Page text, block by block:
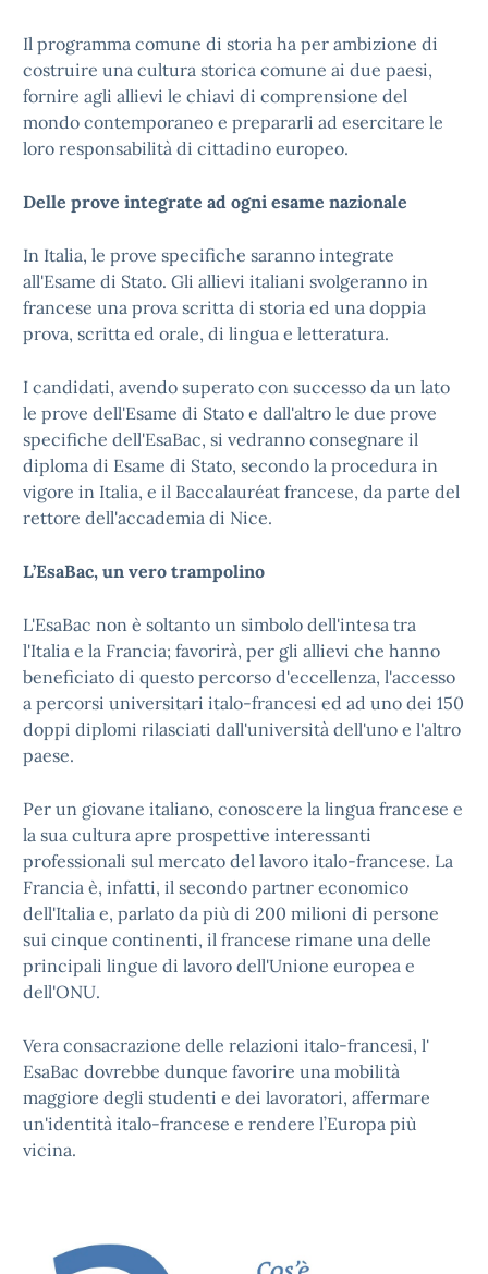
Il programma comune di storia ha per ambizione di
costruire una cultura storica comune ai due paesi,
fornire agli allievi le chiavi di comprensione del
mondo contemporaneo e prepararli ad esercitare le
loro responsabilità di cittadino europeo.
Delle prove integrate ad ogni esame nazionale
In Italia, le prove specifiche saranno integrate
all'Esame di Stato. Gli allievi italiani svolgeranno in
francese una prova scritta di storia ed una doppia
prova, scritta ed orale, di lingua e letteratura.
I candidati, avendo superato con successo da un lato
le prove dell'Esame di Stato e dall'altro le due prove
specifiche dell'EsaBac, si vedranno consegnare il
diploma di Esame di Stato, secondo la procedura in
vigore in Italia, e il Baccalauréat francese, da parte del
rettore dell'accademia di Nice.
L’EsaBac, un vero trampolino
L'EsaBac non è soltanto un simbolo dell'intesa tra
l'Italia e la Francia; favorirà, per gli allievi che hanno
beneficiato di questo percorso d'eccellenza, l'accesso
a percorsi universitari italo-francesi ed ad uno dei 150
doppi diplomi rilasciati dall'università dell'uno e l'altro
paese.
Per un giovane italiano, conoscere la lingua francese e
la sua cultura apre prospettive interessanti
professionali sul mercato del lavoro italo-francese. La
Francia è, infatti, il secondo partner economico
dell'Italia e, parlato da più di 200 milioni di persone
sui cinque continenti, il francese rimane una delle
principali lingue di lavoro dell'Unione europea e
dell'ONU.
Vera consacrazione delle relazioni italo-francesi, l'
EsaBac dovrebbe dunque favorire una mobilità
maggiore degli studenti e dei lavoratori, affermare
un'identità italo-francese e rendere l’Europa più
vicina.